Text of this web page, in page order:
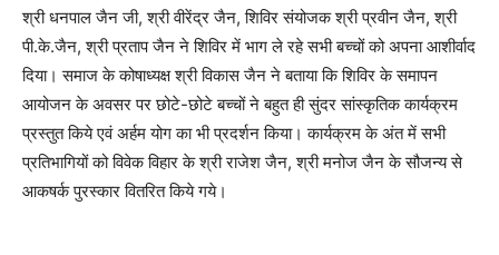
श्री धनपाल जैन जी, श्री वीरेंद्र जैन, शिविर संयोजक श्री प्रवीन जैन, श्री
पी.के.जैन, श्री प्रताप जैन ने शिविर में भाग ले रहे सभी बच्चों को अपना आशीर्वाद
दिया। समाज के कोषाध्यक्ष श्री विकास जैन ने बताया कि शिविर के समापन
आयोजन के अवसर पर छोटे-छोटे बच्चों ने बहुत ही सुंदर सांस्कृतिक कार्यक्रम
प्रस्तुत किये एवं अर्हम योग का भी प्रदर्शन किया। कार्यक्रम के अंत में सभी
प्रतिभागियों को विवेक विहार के श्री राजेश जैन, श्री मनोज जैन के सौजन्य से
आकषर्क पुरस्कार वितरित किये गये।